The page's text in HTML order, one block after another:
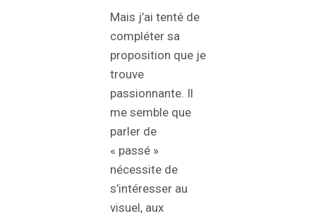
Mais j’ai tenté de
compléter sa
proposition que je
trouve
passionnante. Il
me semble que
parler de
« passé »
nécessite de
s’intéresser au
visuel, aux